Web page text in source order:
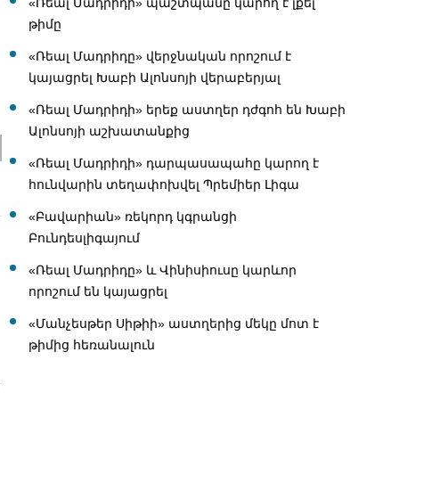
թիմը
«Ռեալ Մադրիդը» վերջնական որոշում է
կայացրել Խաբի Ալոնսոյի վերաբերյալ
«Ռեալ Մադրիդի» երեք աստղեր դժգոհ են Խաբի
Ալոնսոյի աշխատանքից
«Ռեալ Մադրիդի» դարպասապահը կարող է
հունվարին տեղափոխվել Պրեմիեր Լիգա
«Բավարիան» ռեկորդ կգրանցի
Բունդեսլիգայում
«Ռեալ Մադրիդը» և Վինիսիուսը կարևոր
որոշում են կայացրել
«Մանչեսթեր Սիթիի» աստղերից մեկը մոտ է
թիմից հեռանալուն